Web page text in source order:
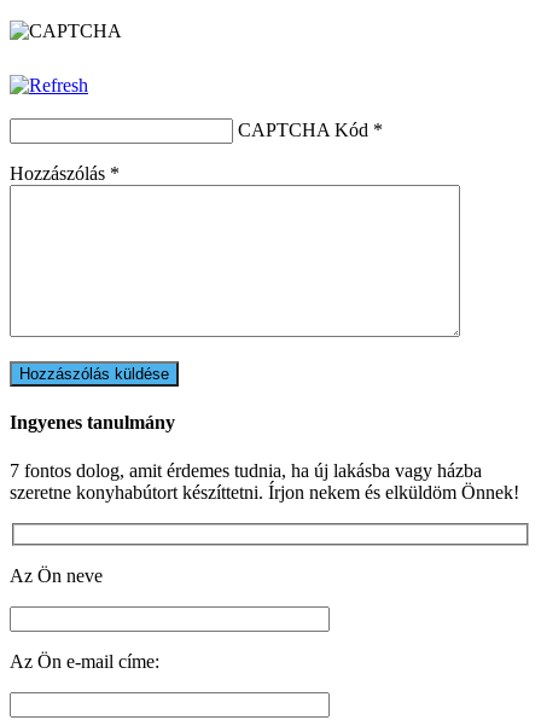
CAPTCHA Kód *
Hozzászólás *
Ingyenes tanulmány
7 fontos dolog, amit érdemes tudnia, ha új lakásba vagy házba
szeretne konyhabútort készíttetni. Írjon nekem és elküldöm Önnek!
Az Ön neve
Az Ön e-mail címe: